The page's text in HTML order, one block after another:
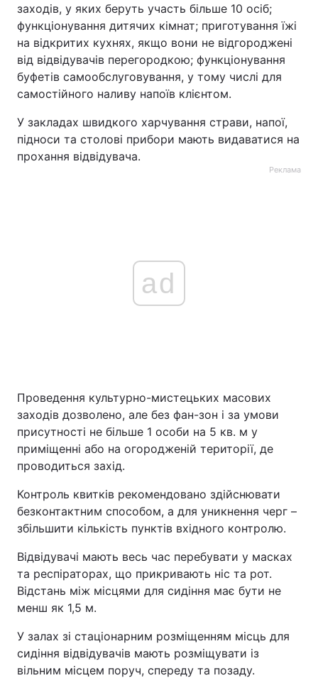
заходів, у яких беруть участь більше 10 осіб;
функціонування дитячих кімнат; приготування їжі
на відкритих кухнях, якщо вони не відгороджені
від відвідувачів перегородкою; функціонування
буфетів самообслуговування, у тому числі для
самостійного наливу напоїв клієнтом.
У закладах швидкого харчування страви, напої,
підноси та столові прибори мають видаватися на
прохання відвідувача.
Реклама
ad
Проведення культурно-мистецьких масових
заходів дозволено, але без фан-зон і за умови
присутності не більше 1 особи на 5 кв. м у
приміщенні або на огородженій території, де
проводиться захід.
Контроль квитків рекомендовано здійснювати
безконтактним способом, а для уникнення черг –
збільшити кількість пунктів вхідного контролю.
Відвідувачі мають весь час перебувати у масках
та респіраторах, що прикривають ніс та рот.
Відстань між місцями для сидіння має бути не
менш як 1,5 м.
У залах зі стаціонарним розміщенням місць для
сидіння відвідувачів мають розміщувати із
вільним місцем поруч, спереду та позаду.